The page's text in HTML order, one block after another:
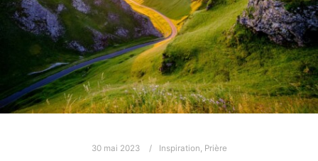
30 mai 2023 Inspiration, Prière